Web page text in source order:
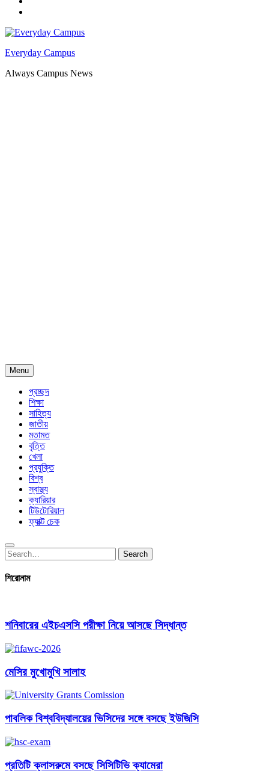
Everyday Campus
Always Campus News
Menu
প্রচ্ছদ
শিক্ষা
সাহিত্য
জাতীয়
মতামত
বৃত্তি
খেলা
প্রযুক্তি
বিশ্ব
স্বাস্থ্য
ক্যারিয়ার
টিউটোরিয়াল
ফ্যাক্ট চেক
Search
for:
Search
শিরোনাম
শনিবারের এইচএসসি পরীক্ষা নিয়ে আসছে সিদ্ধান্ত
মেসির মুখোমুখি সালাহ
পাবলিক বিশ্ববিদ্যালয়ের ভিসিদের সঙ্গে বসছে ইউজিসি
প্রতিটি ক্লাসরুমে বসছে সিসিটিভি ক্যামেরা